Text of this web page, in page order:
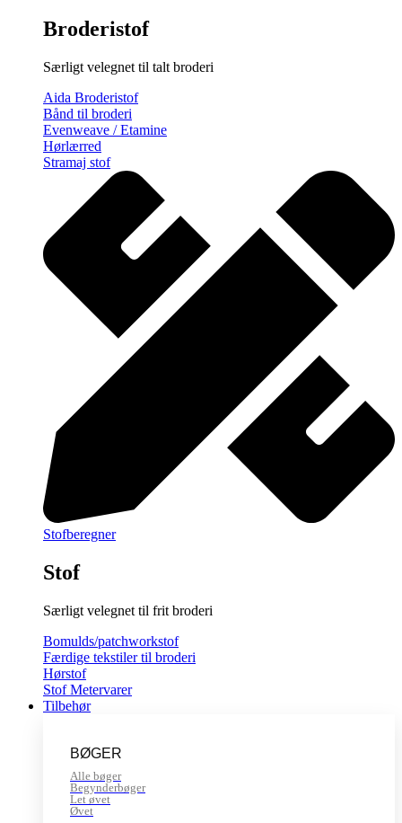
Broderistof
Særligt velegnet til talt broderi
Aida Broderistof
Bånd til broderi
Evenweave / Etamine
Hørlærred
Stramaj stof
Stofberegner
Stof
Særligt velegnet til frit broderi
Bomulds/patchworkstof
Færdige tekstiler til broderi
Hørstof
Stof Metervarer
Tilbehør
BØGER
Alle bøger
Begynderbøger
Let øvet
Øvet